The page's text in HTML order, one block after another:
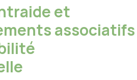
et
associatifs